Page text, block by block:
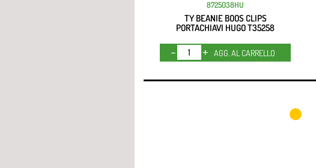
8725038HU
TY BEANIE BOOS CLIPS
PORTACHIAVI HUGO T35258
Quantità
AGG. AL CARRELLO